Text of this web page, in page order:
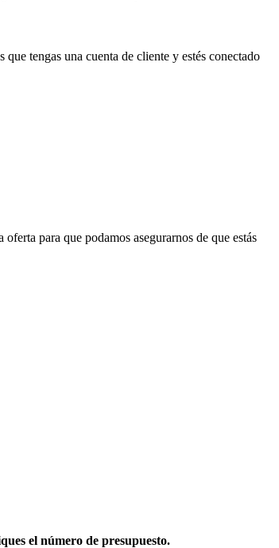
tengas una cuenta de cliente y estés conectado
para que podamos asegurarnos de que estás
el número de presupuesto.